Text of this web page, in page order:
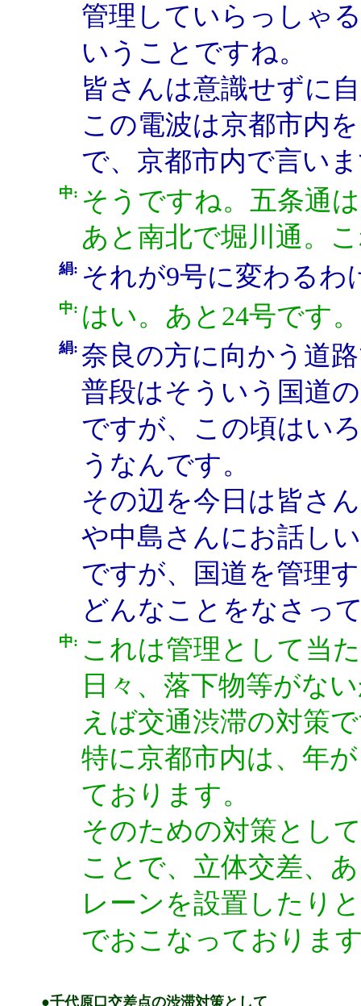
管理していらっしゃ
いうことですね。
皆さんは意識せずに
この電波は京都市内
で、京都市内で言い
中: そうですね。五条通
あと南北で堀川通。
絹: それが9号に変わるわ
中: はい。あと24号です。
絹: 奈良の方に向かう道
普段はそういう国道
ですが、この頃はい
うなんです。
その辺を今日は皆さ
や中島さんにお話し
ですが、国道を管理
どんなことをなさっ
中: これは管理として当
日々、落下物等がな
えば交通渋滞の対策
特に京都市内は、年
ております。
そのための対策とし
ことで、立体交差、
レーンを設置したり
でおこなっておりま
●千代原口交差点の渋滞対策として